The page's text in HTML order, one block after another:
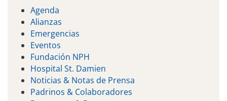
Agenda
Alianzas
Emergencias
Eventos
Fundación NPH
Hospital St. Damien
Noticias & Notas de Prensa
Padrinos & Colaboradores